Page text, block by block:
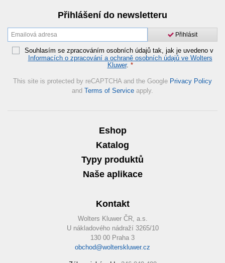
Přihlášení do newsletteru
Přihlásit
Souhlasím se zpracováním osobních údajů tak, jak je uvedeno v
Informacích o zpracování a ochraně osobních údajů ve Wolters
Kluwer. *
This site is protected by reCAPTCHA and the Google Privacy Policy
and Terms of Service apply.
Eshop
Katalog
Typy produktů
Naše aplikace
Kontakt
Wolters Kluwer ČR, a.s.
U nákladového nádraží 3265/10
130 00 Praha 3
obchod@wolterskluwer.cz